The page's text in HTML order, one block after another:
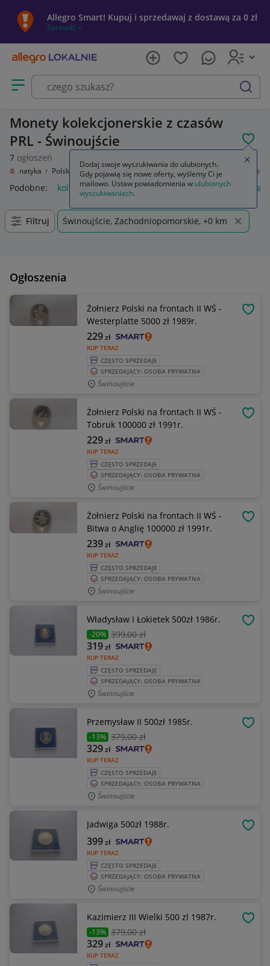
Allegro Smart! Kupuj i sprzedawaj z dostawą za 0 zł
Sprawdź »
Otwórz menu z kategoriami
szukaj
Monety kolekcjonerskie z czasów
PRL - Świnoujście
7 ogłoszeń
Polska Polska po 1945 PRL 1945 - 1990 kolekcjonerskie
Podobne: kolekcjonerskie złote monety kolekcjonerskie
Filtruj Świnoujście, Zachodniopomorskie, +0 km
Ogłoszenia
Żołnierz Polski na frontach II WŚ -
Westerplatte 5000 zł 1989r.
KUP TERAZ
229zł
CZĘSTO SPRZEDAJE
SPRZEDAJĄCY: OSOBA PRYWATNA
Świnoujście
Żołnierz Polski na frontach II WŚ -
Tobruk 100000 zł 1991r.
KUP TERAZ
229zł
CZĘSTO SPRZEDAJE
SPRZEDAJĄCY: OSOBA PRYWATNA
Świnoujście
Żołnierz Polski na frontach II WŚ -
Bitwa o Anglię 100000 zł 1991r.
KUP TERAZ
239zł
CZĘSTO SPRZEDAJE
SPRZEDAJĄCY: OSOBA PRYWATNA
Świnoujście
Władysław I Łokietek 500zł 1986r.
-20% 399,00 zł
KUP TERAZ
319zł
CZĘSTO SPRZEDAJE
SPRZEDAJĄCY: OSOBA PRYWATNA
Świnoujście
Przemysław II 500zł 1985r.
-13% 379,00 zł
KUP TERAZ
329zł
CZĘSTO SPRZEDAJE
SPRZEDAJĄCY: OSOBA PRYWATNA
Świnoujście
Jadwiga 500zł 1988r.
KUP TERAZ
399zł
CZĘSTO SPRZEDAJE
SPRZEDAJĄCY: OSOBA PRYWATNA
Świnoujście
Kazimierz III Wielki 500 zl 1987r.
-13% 379,00 zł
KUP TERAZ
329zł
Dodaj swoje wyszukiwania do ulubionych.
Gdy pojawią się nowe oferty, wyślemy Ci je
mailowo. Ustaw powiadomienia w ulubionych
wyszukiwaniach.